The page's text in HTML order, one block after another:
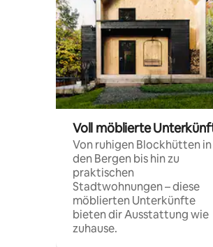
Voll möblierte
Von ruhigen Blockhütten in
den Bergen bis hin zu
praktischen
Stadtwohnungen – diese
möblierten Unterkünfte
bieten dir Ausstattung wie
zuhause.